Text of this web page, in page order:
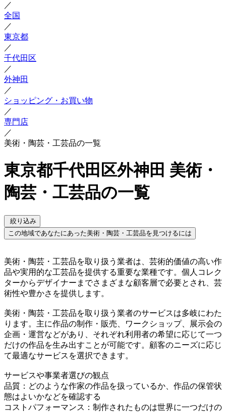
／
全国
／
東京都
／
千代田区
／
外神田
／
ショッピング・お買い物
／
専門店
／
美術・陶芸・工芸品の一覧
東京都千代田区外神田 美術・
陶芸・工芸品の一覧
絞り込み
この地域であなたにあった美術・陶芸・工芸品を見つけるには
美術・陶芸・工芸品を取り扱う業者は、芸術的価値の高い作
品や実用的な工芸品を提供する重要な業種です。個人コレク
ターからデザイナーまでさまざまな顧客層で必要とされ、芸
術性や豊かさを提供します。
美術・陶芸・工芸品を取り扱う業者のサービスは多岐にわた
ります。主に作品の制作・販売、ワークショップ、展示会の
企画・運営などがあり、それぞれ利用者の希望に応じて一つ
だけの作品を生み出すことが可能です。顧客のニーズに応じ
て最適なサービスを選択できます。
サービスや事業者選びの観点
品質：どのような作家の作品を扱っているか、作品の保管状
態はよいかなどを確認する
コストパフォーマンス：制作されたものは世界に一つだけの